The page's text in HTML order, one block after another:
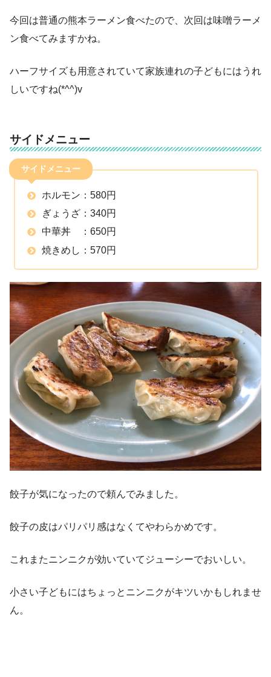
今回は普通の熊本ラーメン食べたので、次回は味噌ラーメ
ン食べてみますかね。
ハーフサイズも用意されていて家族連れの子どもにはうれ
しいですね(*^^)v
サイドメニュー
サイドメニュー
ホルモン：580円
ぎょうざ：340円
中華丼 ：650円
焼きめし：570円
餃子が気になったので頼んでみました。
餃子の皮はパリパリ感はなくてやわらかめです。
これまたニンニクが効いていてジューシーでおいしい。
小さい子どもにはちょっとニンニクがキツいかもしれませ
ん。